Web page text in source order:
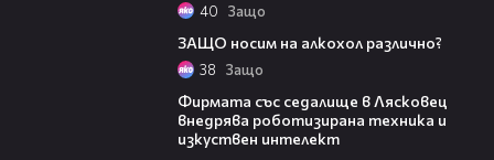
40 Защо
ЗАЩО носим на алкохол различно?
38 Защо
Фирмата със седалище в Лясковец
внедрява роботизирана техника и
изкуствен интелект